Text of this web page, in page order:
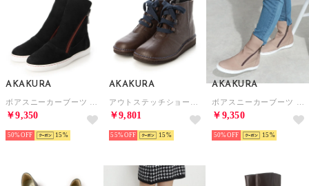
AKAKURA
￥9,350
50% 15
AKAKURA
￥9,801
55% 15
AKAKURA
￥9,350
50% 15